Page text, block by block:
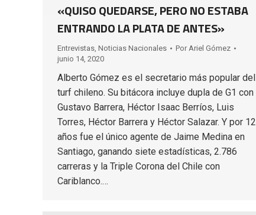
«QUISO QUEDARSE, PERO NO ESTABA
ENTRANDO LA PLATA DE ANTES»
Entrevistas Noticias Nacionales Por Ariel Gómez
junio 14, 2020
Alberto Gómez es el secretario más popular del
turf chileno. Su bitácora incluye dupla de G1 con
Gustavo Barrera, Héctor Isaac Berríos, Luis
Torres, Héctor Barrera y Héctor Salazar. Y por 12
años fue el único agente de Jaime Medina en
Santiago, ganando siete estadísticas, 2.786
carreras y la Triple Corona del Chile con
Cariblanco.…